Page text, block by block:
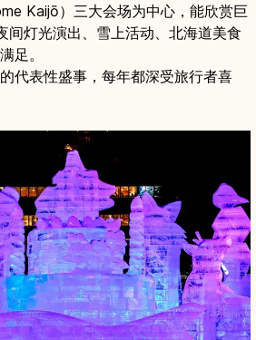
Kaijō）三大会场为中心，能欣赏巨
间灯光演出、雪上活动、北海道美食
足。
代表性盛事，每年都深受旅行者喜